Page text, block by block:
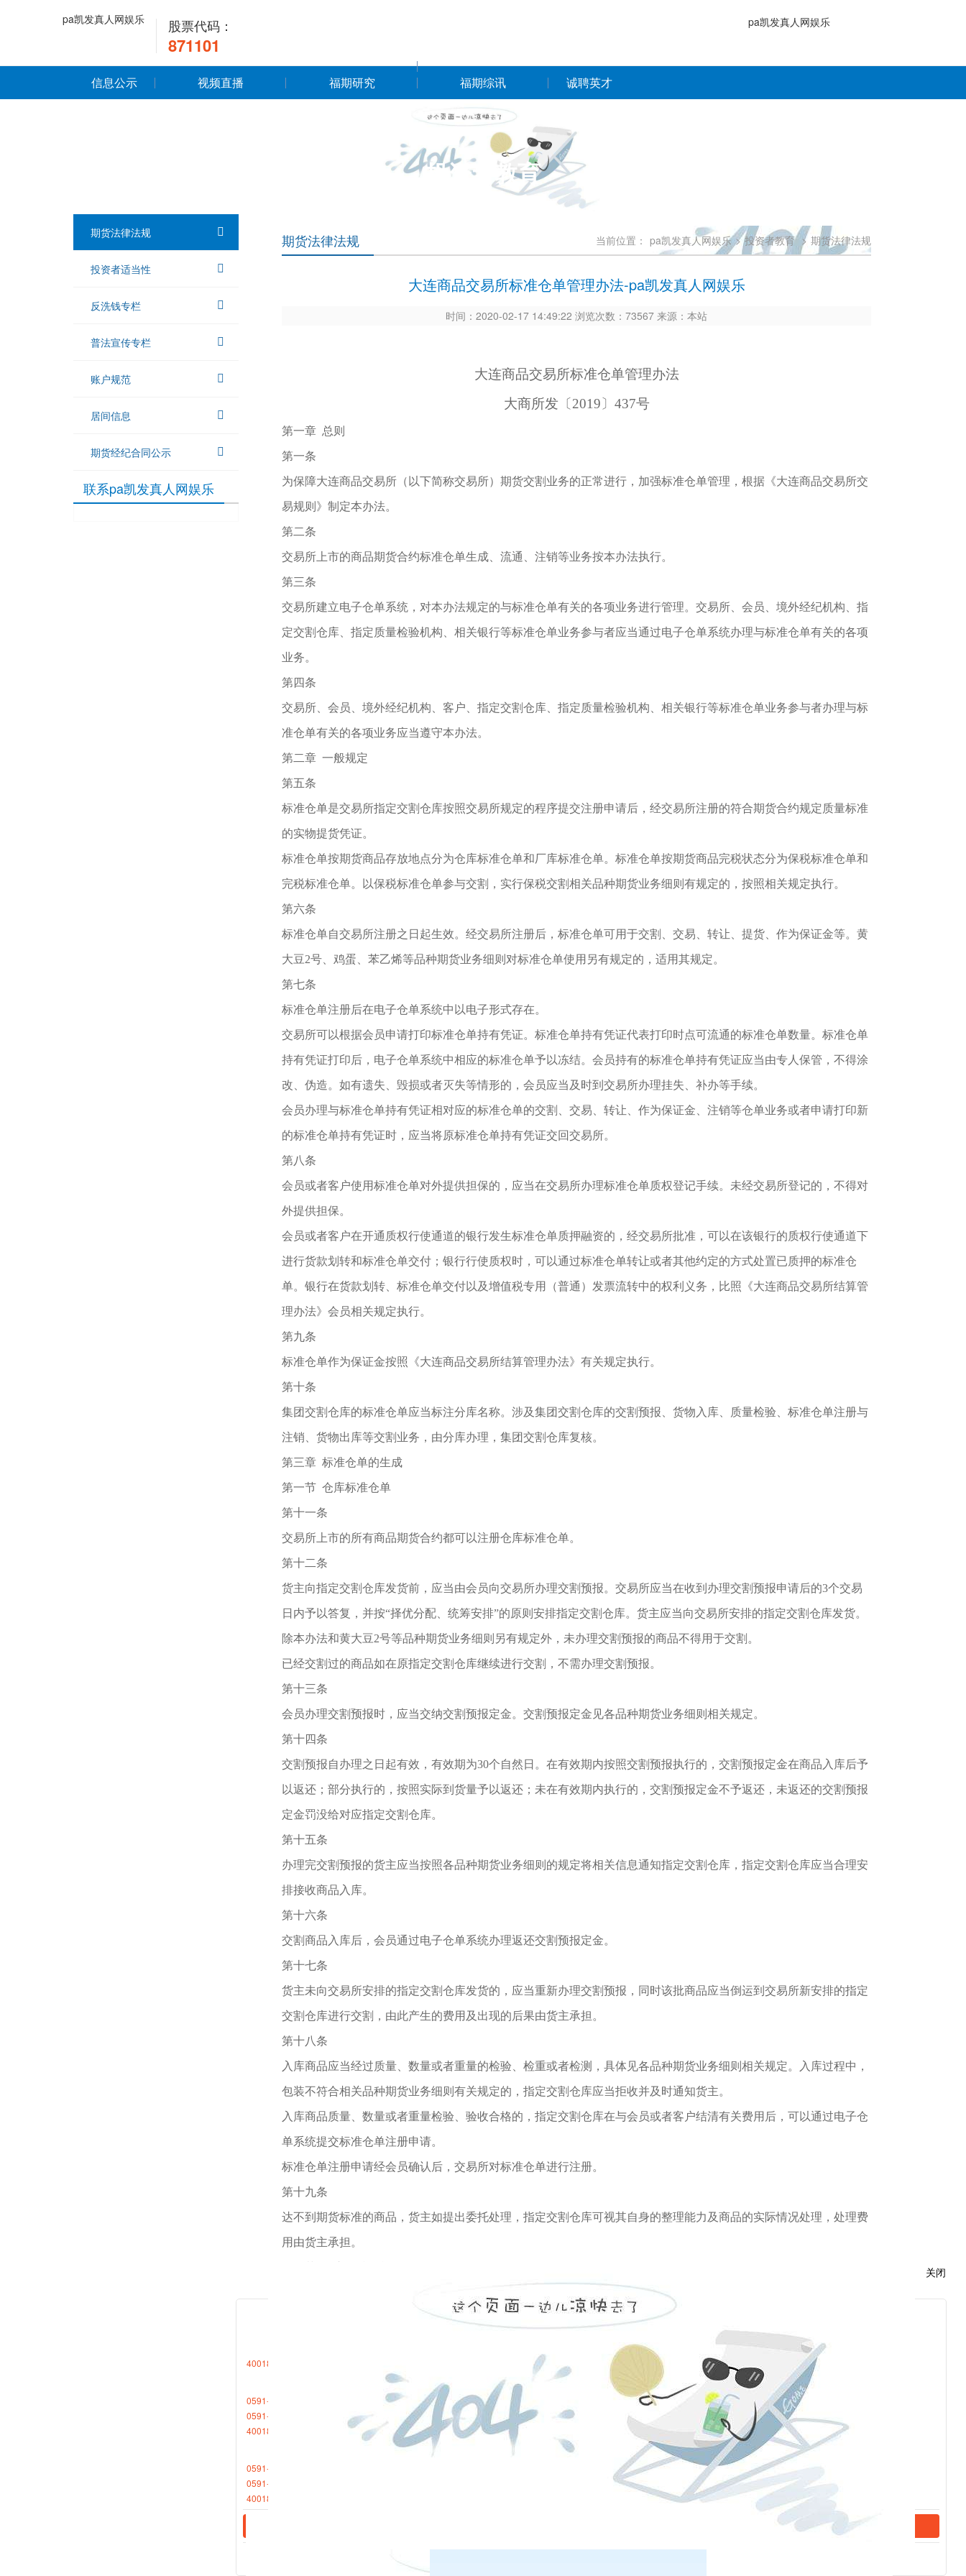
pa凯发真人网娱乐 股票代码：
871101
pa凯发真人网娱乐
信息公示 视频直播 福期研究 福期综讯 诚聘英才
投资者教育
期货法律法规
投资者适当性
反洗钱专栏
普法宣传专栏
账户规范
居间信息
期货经纪合同公示
联系pa凯发真人网娱乐
期货法律法规 当前位置： pa凯发真人网娱乐 > 投资者教育 > 期货法律法规
大连商品交易所标准仓单管理办法-pa凯发真人网娱乐
时间：2020-02-17 14:49:22 浏览次数：73567 来源：本站
大连商品交易所标准仓单管理办法
大商所发〔 2019〕437号
第一章 总则
第一条
为保障大连商品交易所（以下简称交易所）期货交割业务的正常进行，加强标准仓单管理，根据《大连商品交易所交
易规则》制定本办法。
第二条
交易所上市的商品期货合约标准仓单生成、流通、注销等业务按本办法执行。
第三条
交易所建立电子仓单系统，对本办法规定的与标准仓单有关的各项业务进行管理。交易所、会员、境外经纪机构、指
定交割仓库、指定质量检验机构、相关银行等标准仓单业务参与者应当通过电子仓单系统办理与标准仓单有关的各项
业务。
第四条
交易所、会员、境外经纪机构、客户、指定交割仓库、指定质量检验机构、相关银行等标准仓单业务参与者办理与标
准仓单有关的各项业务应当遵守本办法。
第二章 一般规定
第五条
标准仓单是交易所指定交割仓库按照交易所规定的程序提交注册申请后，经交易所注册的符合期货合约规定质量标准
的实物提货凭证。
标准仓单按期货商品存放地点分为仓库标准仓单和厂库标准仓单。标准仓单按期货商品完税状态分为保税标准仓单和
完税标准仓单。以保税标准仓单参与交割，实行保税交割相关品种期货业务细则有规定的，按照相关规定执行。
第六条
标准仓单自交易所注册之日起生效。经交易所注册后，标准仓单可用于交割、交易、转让、提货、作为保证金等。黄
大豆2号、鸡蛋、苯乙烯等品种期货业务细则对标准仓单使用另有规定的，适用其规定。
第七条
标准仓单注册后在电子仓单系统中以电子形式存在。
交易所可以根据会员申请打印标准仓单持有凭证。标准仓单持有凭证代表打印时点可流通的标准仓单数量。标准仓单
持有凭证打印后，电子仓单系统中相应的标准仓单予以冻结。会员持有的标准仓单持有凭证应当由专人保管，不得涂
改、伪造。如有遗失、毁损或者灭失等情形的，会员应当及时到交易所办理挂失、补办等手续。
会员办理与标准仓单持有凭证相对应的标准仓单的交割、交易、转让、作为保证金、注销等仓单业务或者申请打印新
的标准仓单持有凭证时，应当将原标准仓单持有凭证交回交易所。
第八条
会员或者客户使用标准仓单对外提供担保的，应当在交易所办理标准仓单质权登记手续。未经交易所登记的，不得对
外提供担保。
会员或者客户在开通质权行使通道的银行发生标准仓单质押融资的，经交易所批准，可以在该银行的质权行使通道下
进行货款划转和标准仓单交付；银行行使质权时，可以通过标准仓单转让或者其他约定的方式处置已质押的标准仓
单。银行在货款划转、标准仓单交付以及增值税专用（普通）发票流转中的权利义务，比照《大连商品交易所结算管
理办法》会员相关规定执行。
第九条
标准仓单作为保证金按照《大连商品交易所结算管理办法》有关规定执行。
第十条
集团交割仓库的标准仓单应当标注分库名称。涉及集团交割仓库的交割预报、货物入库、质量检验、标准仓单注册与
注销、货物出库等交割业务，由分库办理，集团交割仓库复核。
第三章 标准仓单的生成
第一节 仓库标准仓单
第十一条
交易所上市的所有商品期货合约都可以注册仓库标准仓单。
第十二条
货主向指定交割仓库发货前，应当由会员向交易所办理交割预报。交易所应当在收到办理交割预报申请后的3个交易
日内予以答复，并按“择优分配、统筹安排”的原则安排指定交割仓库。货主应当向交易所安排的指定交割仓库发货。
除本办法和黄大豆2号等品种期货业务细则另有规定外，未办理交割预报的商品不得用于交割。
已经交割过的商品如在原指定交割仓库继续进行交割，不需办理交割预报。
第十三条
会员办理交割预报时，应当交纳交割预报定金。交割预报定金见各品种期货业务细则相关规定。
第十四条
交割预报自办理之日起有效，有效期为30个自然日。在有效期内按照交割预报执行的，交割预报定金在商品入库后予
以返还；部分执行的，按照实际到货量予以返还；未在有效期内执行的，交割预报定金不予返还，未返还的交割预报
定金罚没给对应指定交割仓库。
第十五条
办理完交割预报的货主应当按照各品种期货业务细则的规定将相关信息通知指定交割仓库，指定交割仓库应当合理安
排接收商品入库。
第十六条
交割商品入库后，会员通过电子仓单系统办理返还交割预报定金。
第十七条
货主未向交易所安排的指定交割仓库发货的，应当重新办理交割预报，同时该批商品应当倒运到交易所新安排的指定
交割仓库进行交割，由此产生的费用及出现的后果由货主承担。
第十八条
入库商品应当经过质量、数量或者重量的检验、检重或者检测，具体见各品种期货业务细则相关规定。入库过程中，
包装不符合相关品种期货业务细则有关规定的，指定交割仓库应当拒收并及时通知货主。
入库商品质量、数量或者重量检验、验收合格的，指定交割仓库在与会员或者客户结清有关费用后，可以通过电子仓
单系统提交标准仓单注册申请。
标准仓单注册申请经会员确认后，交易所对标准仓单进行注册。
第十九条
达不到期货标准的商品，货主如提出委托处理，指定交割仓库可视其自身的整理能力及商品的实际情况处理，处理费
用由货主承担。
注册厂库标准仓单的品种由交易所在相关品种期货业务细则中规定。
会员或者客户与厂库结清货款等费用后，厂库可以通过电子仓单系统提交标准仓单注册申请。
申请注册标准仓单的厂库应当向交易所提供交易所认可的银行履约担保函或者其它担保方式。
标准仓单注册申请经会员确认，且厂库已经向交易所提供相关担保后，交易所对标准仓单进行注册。
当商品市值发生较大波动时，交易所可以根据市场变化情况要求厂库调整银行履约担保函或者其它担保方式所担保的
厂库标准仓单的最大数量的确定和调整，需经交易所批准并予以公布。
关闭
在线客服
4001868696转1
日盘下单电话：
0591-88013377
0591-87727306
4001868696转2
夜盘下单电话：
0591-88013380
0591-87512570
4001868696转2